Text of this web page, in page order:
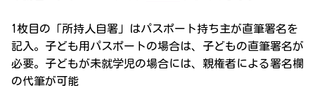
1枚目の「所持人自署」はパスポート持ち主が直筆署名を
記入。子ども用パスポートの場合は、子どもの直筆署名が
必要。子どもが未就学児の場合には、親権者による署名欄
の代筆が可能